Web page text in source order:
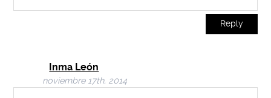
Reply
Inma León
noviembre 17th, 2014